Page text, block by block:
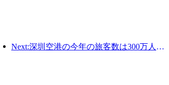
Next:深圳空港の今年の旅客数は300万人を超え、同期間の新記録を樹立した。